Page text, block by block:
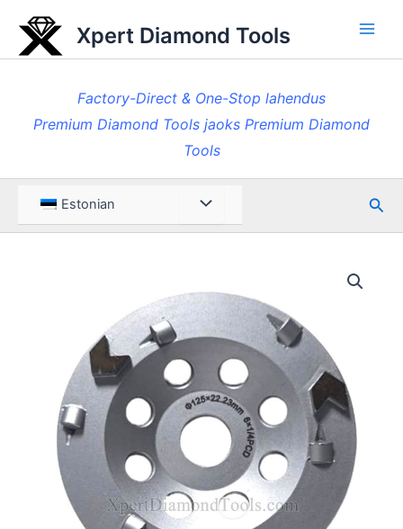
content
Xpert Diamond Tools
Factory-Direct & One-Stop lahendus
Premium Diamond Tools jaoks Premium Diamond
Tools
Estonian Menüü Otsi